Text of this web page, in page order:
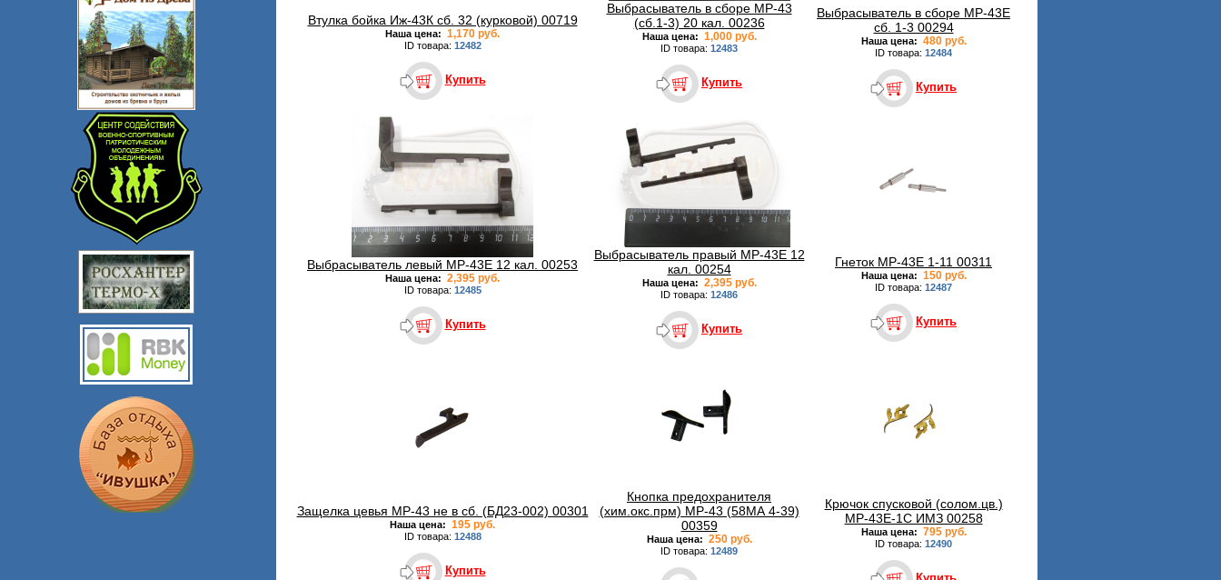
Втулка бойка Иж-43К сб. 32 (курковой) 00719
Наша цена: 1,170 руб.
ID товара: 12482
Купить
Выбрасыватель в сборе МР-43
(сб.1-3) 20 кал. 00236
Наша цена: 1,000 руб.
ID товара: 12483
Купить
Выбрасыватель в сборе МР-43Е
сб. 1-3 00294
Наша цена: 480 руб.
ID товара: 12484
Купить
Выбрасыватель левый МР-43Е 12 кал. 00253
Наша цена: 2,395 руб.
ID товара: 12485
Купить
Выбрасыватель правый МР-43Е 12
кал. 00254
Наша цена: 2,395 руб.
ID товара: 12486
Купить
Гнеток МР-43Е 1-11 00311
Наша цена: 150 руб.
ID товара: 12487
Купить
Защелка цевья МР-43 не в сб. (БД23-002) 00301
Наша цена: 195 руб.
ID товара: 12488
Купить
Кнопка предохранителя
(хим.окс.прм) МР-43 (58МА 4-39)
00359
Наша цена: 250 руб.
ID товара: 12489
Крючок спусковой (солом.цв.)
МР-43Е-1С ИМЗ 00258
Наша цена: 795 руб.
ID товара: 12490